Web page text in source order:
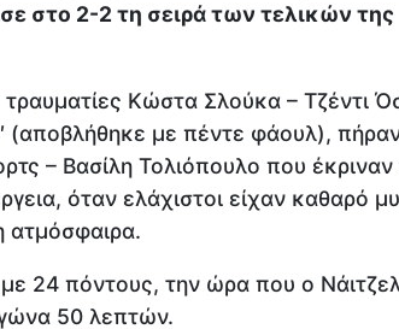
στο 2-2 τη σειρά των τελικών της
τραυματίες Κώστα Σλούκα – Τζέντι
(αποβλήθηκε με πέντε φάουλ),
– Βασίλη Τολιόπουλο που έκριναν
όταν ελάχιστοι είχαν καθαρό
ατμόσφαιρα.
24 πόντους, την ώρα που ο
50 λεπτών.